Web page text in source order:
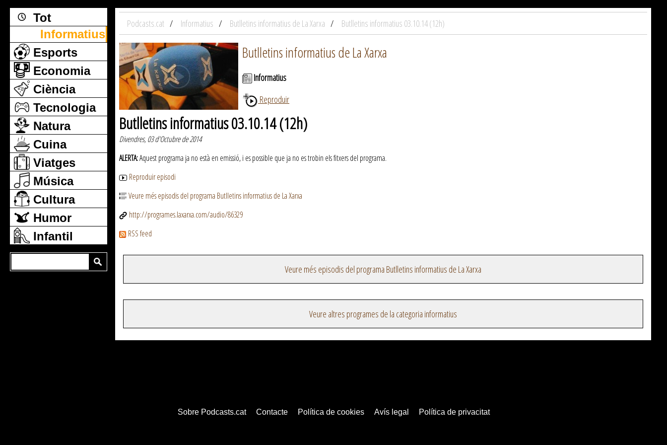
Tot
Informatius
Esports
Economia
Ciència
Tecnologia
Natura
Cuina
Viatges
Música
Cultura
Humor
Infantil
Podcasts.cat Informatius Butlletins informatius de La Xarxa Butlletins informatius 03.10.14 (12h)
Butlletins informatius de La Xarxa
Informatius
Reproduir
Butlletins informatius 03.10.14 (12h)
Divendres, 03 d'Octubre de 2014
ALERTA:Aquest programa ja no està en emissió, i es possible que ja no es trobin els fitxers del programa.
Reproduir episodi
Veure més episodis del programa Butlletins informatius de La Xarxa
http://programes.laxarxa.com/audio/86329
RSS feed
Veure més episodis del programa Butlletins informatius de La Xarxa
Veure altres programes de la categoria informatius
Sobre Podcasts.cat Contacte Política de cookies Avís legal Política de privacitat